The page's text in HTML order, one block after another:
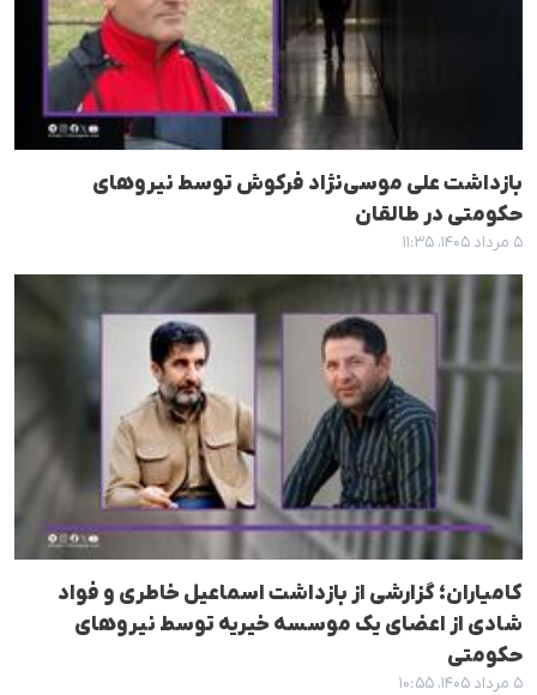
بازداشت علی موسی‌نژاد فرکوش توسط نیروهای
حکومتی در طالقان
۵ مرداد ۱۴۰۵، ۱۱:۳۵
کامیاران؛ گزارشی از بازداشت اسماعیل خاطری و فواد
شادی از اعضای یک موسسه خیریه توسط نیروهای
حکومتی
۵ مرداد ۱۴۰۵، ۱۰:۵۵